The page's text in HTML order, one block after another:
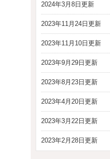
2024年3月8日更新
2023年11月24日更新
2023年11月10日更新
2023年9月29日更新
2023年8月23日更新
2023年4月20日更新
2023年3月22日更新
2023年2月28日更新